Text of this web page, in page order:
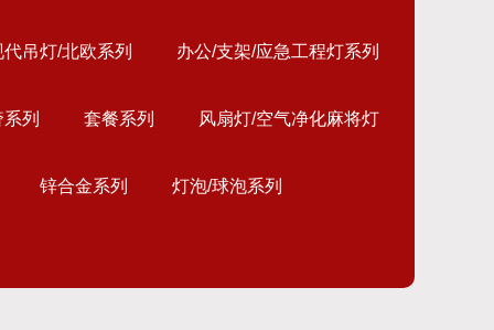
代吊灯/北欧系列 办公/支架/应急工程灯系列
列 套餐系列 风扇灯/空气净化麻将灯
锌合金系列 灯泡/球泡系列